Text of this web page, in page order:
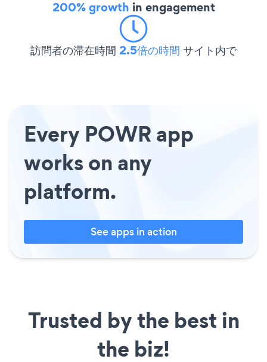
200% growth in engagement
訪問者の滞在時間 2.5倍の時間 サイト内で
Every POWR app
works on any
platform.
See apps in action
Trusted by the best in
the biz!